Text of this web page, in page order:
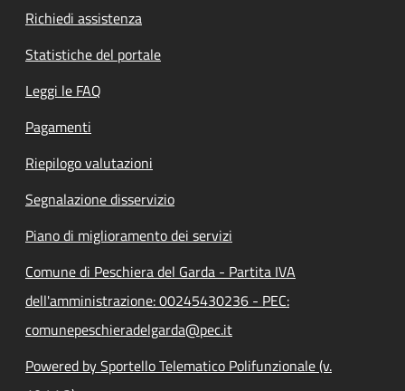
Richiedi assistenza
Statistiche del portale
Leggi le FAQ
Pagamenti
Riepilogo valutazioni
Segnalazione disservizio
Piano di miglioramento dei servizi
Comune di Peschiera del Garda - Partita IVA
dell'amministrazione: 00245430236 - PEC:
comunepeschieradelgarda@pec.it
Powered by Sportello Telematico Polifunzionale (v.